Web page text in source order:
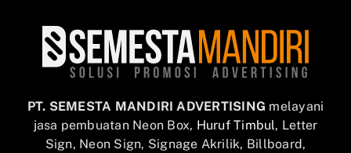
PT. SEMESTA MANDIRI ADVERTISING melayani
jasa pembuatan Neon Box, Huruf Timbul, Letter
Sign, Neon Sign, Signage Akrilik, Billboard,